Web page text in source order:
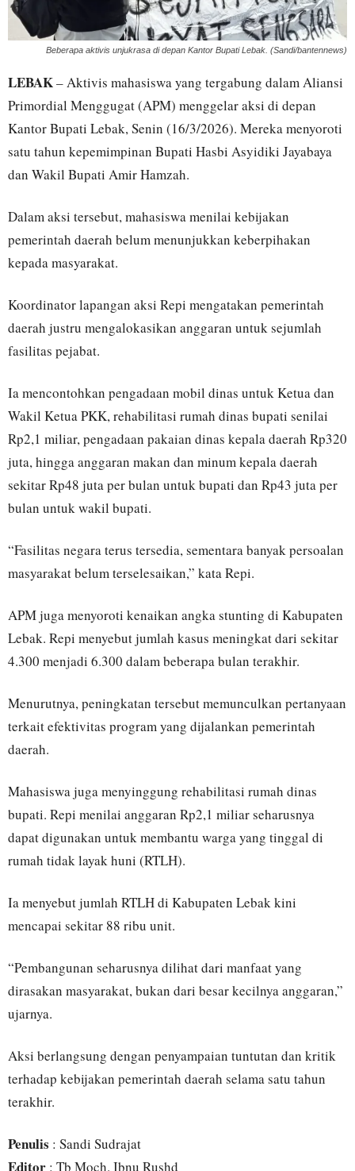
Beberapa aktivis unjukrasa di depan Kantor Bupati Lebak. (Sandi/bantennews)
LEBAK– Aktivis mahasiswa yang tergabung dalam Aliansi
Primordial Menggugat (APM) menggelar aksi di depan
Kantor Bupati Lebak, Senin (16/3/2026). Mereka menyoroti
satu tahun kepemimpinan Bupati Hasbi Asyidiki Jayabaya
dan Wakil Bupati Amir Hamzah.
Dalam aksi tersebut, mahasiswa menilai kebijakan
pemerintah daerah belum menunjukkan keberpihakan
kepada masyarakat.
Koordinator lapangan aksi Repi mengatakan pemerintah
daerah justru mengalokasikan anggaran untuk sejumlah
fasilitas pejabat.
Ia mencontohkan pengadaan mobil dinas untuk Ketua dan
Wakil Ketua PKK, rehabilitasi rumah dinas bupati senilai
Rp2,1 miliar, pengadaan pakaian dinas kepala daerah Rp320
juta, hingga anggaran makan dan minum kepala daerah
sekitar Rp48 juta per bulan untuk bupati dan Rp43 juta per
bulan untuk wakil bupati.
“Fasilitas negara terus tersedia, sementara banyak persoalan
masyarakat belum terselesaikan,” kata Repi.
APM juga menyoroti kenaikan angka stunting di Kabupaten
Lebak. Repi menyebut jumlah kasus meningkat dari sekitar
4.300 menjadi 6.300 dalam beberapa bulan terakhir.
Menurutnya, peningkatan tersebut memunculkan pertanyaan
terkait efektivitas program yang dijalankan pemerintah
daerah.
Mahasiswa juga menyinggung rehabilitasi rumah dinas
bupati. Repi menilai anggaran Rp2,1 miliar seharusnya
dapat digunakan untuk membantu warga yang tinggal di
rumah tidak layak huni (RTLH).
Ia menyebut jumlah RTLH di Kabupaten Lebak kini
mencapai sekitar 88 ribu unit.
“Pembangunan seharusnya dilihat dari manfaat yang
dirasakan masyarakat, bukan dari besar kecilnya anggaran,”
ujarnya.
Aksi berlangsung dengan penyampaian tuntutan dan kritik
terhadap kebijakan pemerintah daerah selama satu tahun
terakhir.
Penulis : Sandi Sudrajat
Editor : Tb Moch. Ibnu Rushd